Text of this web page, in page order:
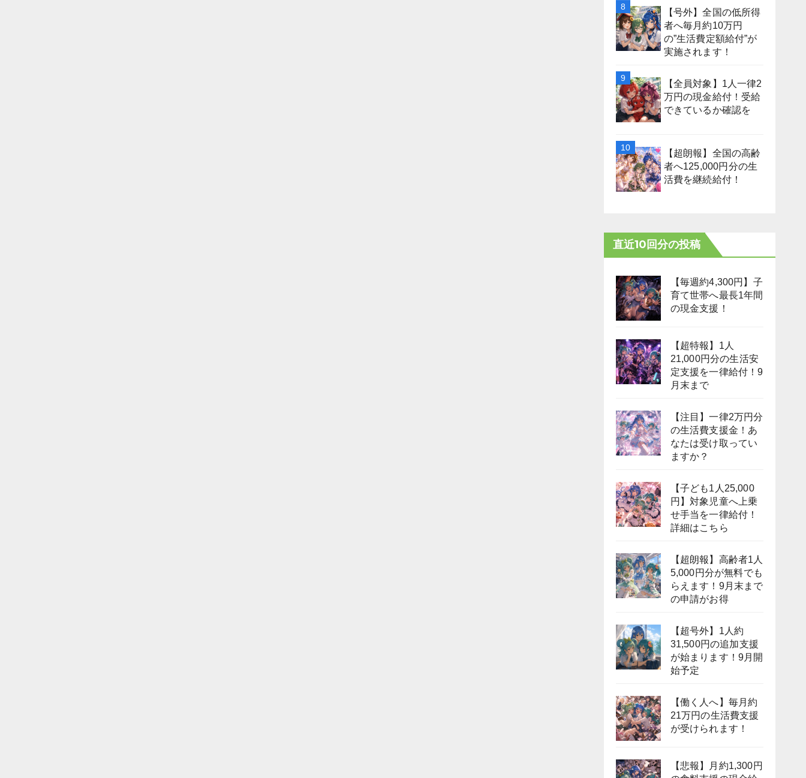
【号外】全国の低所得
者へ毎月約10万円
の”生活費定額給付”が
実施されます！
【全員対象】1人一律2
万円の現金給付！受給
できているか確認を
【超朗報】全国の高齢
者へ125,000円分の生
活費を継続給付！
直近10回分の投稿
【毎週約4,300円】子
育て世帯へ最長1年間
の現金支援！
【超特報】1人
21,000円分の生活安
定支援を一律給付！9
月末まで
【注目】一律2万円分
の生活費支援金！あ
なたは受け取ってい
ますか？
【子ども1人25,000
円】対象児童へ上乗
せ手当を一律給付！
詳細はこちら
【超朗報】高齢者1人
5,000円分が無料でも
らえます！9月末まで
の申請がお得
【超号外】1人約
31,500円の追加支援
が始まります！9月開
始予定
【働く人へ】毎月約
21万円の生活費支援
が受けられます！
【悲報】月約1,300円